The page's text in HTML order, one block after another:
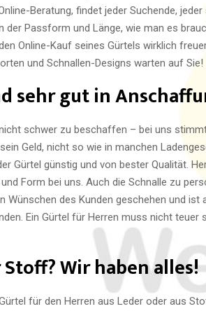
Beratung, findet jeder Suchende,
der Passform und Länge, wie man es
Online-Kauf seines Gürtels wirklich
und Schnallen-Designs warten auf Sie!
sehr gut in
schwer zu beschaffen – bei uns
Geld, nicht so wie in manchen
Gürtel günstig und von bester Qualität.
Form bei uns. Auch die Schnalle zu
Wünschen des Kunden geschehen und
Ein Gürtel für Herren muss nicht teuer
Wir haben alles!
für den Herren aus Leder oder aus